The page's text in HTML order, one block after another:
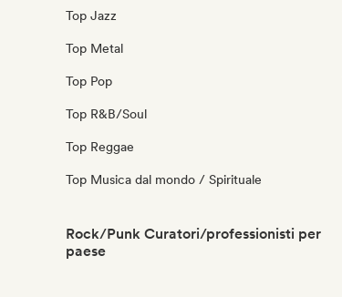
Top Jazz
Top Metal
Top Pop
Top R&B/Soul
Top Reggae
Top Musica dal mondo / Spirituale
Rock/Punk Curatori/professionisti per
paese